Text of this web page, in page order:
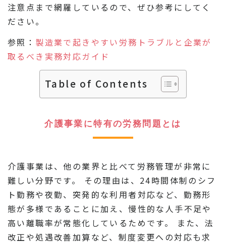
注意点まで網羅しているので、ぜひ参考にしてく
ださい。
参照： 製造業で起きやすい労務トラブルと企業が
取るべき実務対応ガイド
Table of Contents
介護事業に特有の労務問題とは
介護事業は、他の業界と比べて労務管理が非常に
難しい分野です。 その理由は、24時間体制のシフ
ト勤務や夜勤、突発的な利用者対応など、勤務形
態が多様であることに加え、慢性的な人手不足や
高い離職率が常態化しているためです。 また、法
改正や処遇改善加算など、制度変更への対応も求